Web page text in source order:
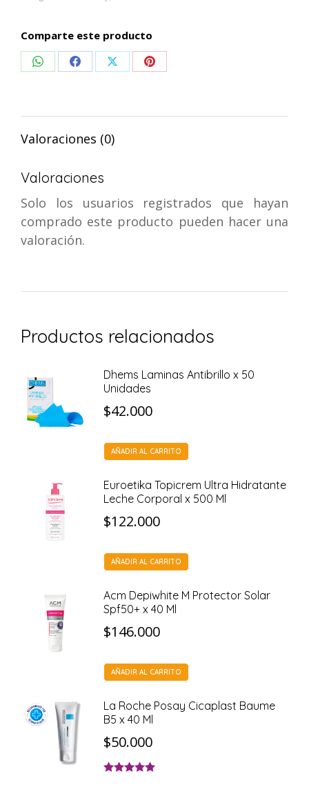
X240ML
cantidad
Comparte este producto
Compartir
WhatsApp
Compartir
Facebook
Compartir
X
Compartir
Pinterest
Valoraciones (0)
Valoraciones
Solo los usuarios registrados que hayan
comprado este producto pueden hacer una
valoración.
Productos relacionados
Dhems Laminas Antibrillo x 50
Unidades
$42.000
AÑADIR AL CARRITO
Euroetika Topicrem Ultra Hidratante
Leche Corporal x 500 Ml
$122.000
AÑADIR AL CARRITO
Acm Depiwhite M Protector Solar
Spf50+ x 40 Ml
$146.000
AÑADIR AL CARRITO
La Roche Posay Cicaplast Baume
B5 x 40 Ml
$50.000